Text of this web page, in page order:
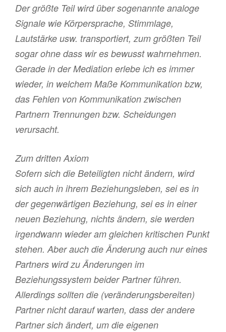
Der größte Teil wird über sogenannte analoge
Signale wie Körpersprache, Stimmlage,
Lautstärke usw. transportiert, zum größten Teil
sogar ohne dass wir es bewusst wahrnehmen.
Gerade in der Mediation erlebe ich es immer
wieder, in welchem Maße Kommunikation bzw,
das Fehlen von Kommunikation zwischen
Partnern Trennungen bzw. Scheidungen
verursacht.
Zum dritten Axiom
Sofern sich die Beteiligten nicht ändern, wird
sich auch in ihrem Beziehungsleben, sei es in
der gegenwärtigen Beziehung, sei es in einer
neuen Beziehung, nichts ändern, sie werden
irgendwann wieder am gleichen kritischen Punkt
stehen. Aber auch die Änderung auch nur eines
Partners wird zu Änderungen im
Beziehungssystem beider Partner führen.
Allerdings sollten die (veränderungsbereiten)
Partner nicht darauf warten, dass der andere
Partner sich ändert, um die eigenen